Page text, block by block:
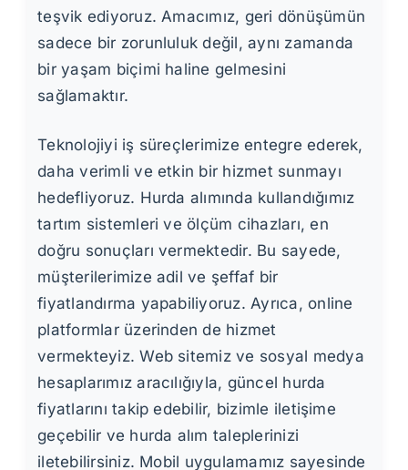
teşvik ediyoruz. Amacımız, geri dönüşümün
sadece bir zorunluluk değil, aynı zamanda
bir yaşam biçimi haline gelmesini
sağlamaktır.
Teknolojiyi iş süreçlerimize entegre ederek,
daha verimli ve etkin bir hizmet sunmayı
hedefliyoruz. Hurda alımında kullandığımız
tartım sistemleri ve ölçüm cihazları, en
doğru sonuçları vermektedir. Bu sayede,
müşterilerimize adil ve şeffaf bir
fiyatlandırma yapabiliyoruz. Ayrıca, online
platformlar üzerinden de hizmet
vermekteyiz. Web sitemiz ve sosyal medya
hesaplarımız aracılığıyla, güncel hurda
fiyatlarını takip edebilir, bizimle iletişime
geçebilir ve hurda alım taleplerinizi
iletebilirsiniz. Mobil uygulamamız sayesinde